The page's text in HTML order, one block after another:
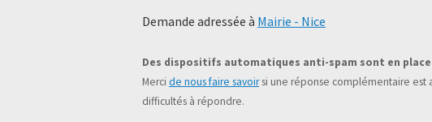
Demande adressée à Mairie - Nice
Des dispositifs automatiques anti-spam sont en place
Merci de nous faire savoirsi une réponse complémentaire est
difficultés à répondre.